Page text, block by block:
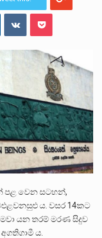
පසුගිය මැයි මස 31 දිනෙන් අවසන් වූ වසර තුළ ලොව පුරා විවිධ තනතුරු නාම වලින්…
වත්මන් ආණ්ඩුවේ ප්‍රධාන පාර්ශවකරුවා වන ජනතා විමුක්ති පෙරමුණේ කාලයක පටන් තිබුණු ප්‍රධාන සටන් පාඨයක් වූවේ…
පළ වෙන සටහන්,
ය. වසර 14කට
යන තරම් මරණ සිදුව
ය.